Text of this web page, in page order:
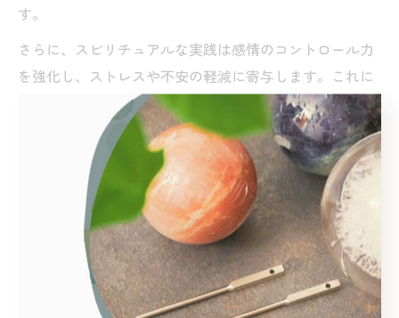
す。
さらに、スピリチュアルな実践は感情のコントロール力
を強化し、ストレスや不安の軽減に寄与します。これに
より、健康面でもポジティブな影響が現れ、仕事や人間
関係においても良好な循環が生まれます。結果として、
心身の調和が保たれ、日々の生活がより充実すると言え
るでしょう。
健康の定義4つとスピリチュアルのつながり
WHOが示す健康の定義には、身体的健康、精神的健康、
社会的健康、そして霊的健康の4つがあります。特に霊